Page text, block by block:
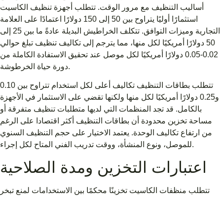
أساليب التنظيف مع مرور الوقت. تتطلب أجهزة تنظيف الكاسيت
استثمارًا أوليًا يتراوح بين 50 إلى 150 دولارًا اعتمادًا على العلامة
التجارية وميزات التوافق. تتكلف الخراطيش البديلة عادةً ما بين 25 إلى
50 دولارًا أمريكيًا لكل منها، مما يترجم إلى تكاليف تنظيف تبلغ حوالي
0.02-0.05 دولارًا أمريكيًا لكل موصل عند تحقيق الاستفادة الكاملة من
دورة حياة الخرطوشة.
تتطلب بطاقات التنظيف تكاليف أعلى لكل استخدام تتراوح بين 0.10
و0.25 دولارًا أمريكيًا لكل منها ولكنها تقضي على الاستثمار في الأجهزة
بالكامل. قد تجد المنظمات التي لديها متطلبات تنظيف متفرقة أو
مساحة تخزين محدودة أن بطاقات التنظيف أكثر اقتصادا على الرغم
من ارتفاع تكاليف الوحدة. يعتمد الاختيار على حجم التنظيف السنوي
للموصل، ونوع المنشأة، ووقت تدريب الفني المتاح لكل إجراء.
اعتبارات التخزين ومدة الصلاحية
تتطلب منظفات الكاسيت تخزينًا محكمًا بين الاستخدامات لمنع تبخر